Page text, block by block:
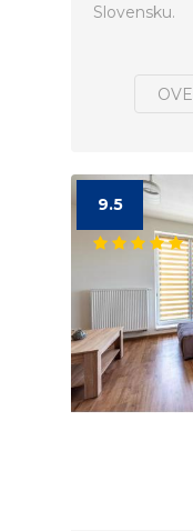
Slovensku.
9.5